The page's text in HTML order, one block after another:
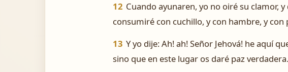
12 Cuando ayunaren, yo no oiré su clamor,
consumiré con cuchillo, y con hambre, y con
13 Y yo dije: ­Ah! ah! Señor Jehová! he aquí
sino que en este lugar os daré paz verdadera.